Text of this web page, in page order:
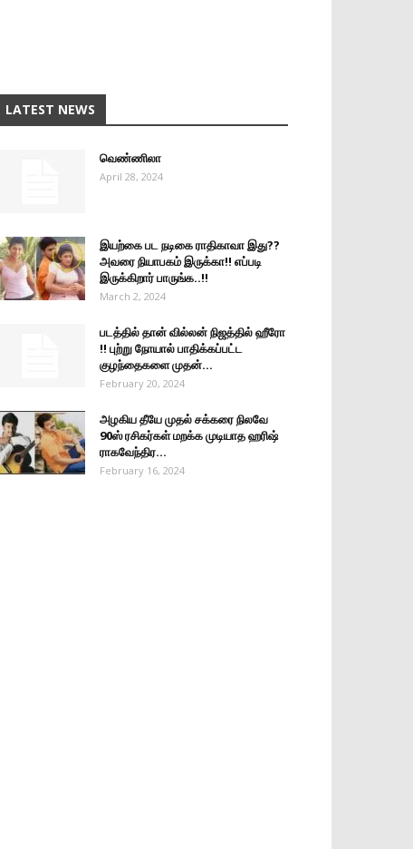
LATEST NEWS
வெண்ணிலா
April 28, 2024
இயற்கை பட நடிகை ராதிகாவா இது??
அவரை நியாபகம் இருக்கா!! எப்படி
இருக்கிறார் பாருங்க..!!
March 2, 2024
படத்தில் தான் வில்லன் நிஜத்தில் ஹீரோ
!! புற்று நோயால் பாதிக்கப்பட்ட
குழந்தைகளை முதன்...
February 20, 2024
அழகிய தீயே முதல் சக்கரை நிலவே
90ஸ் ரசிகர்கள் மறக்க முடியாத ஹரிஷ்
ராகவேந்திர...
February 16, 2024